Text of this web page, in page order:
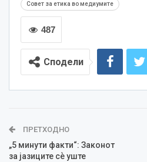
Совет за етика во медиумите
487
Сподели
ПРЕТХОДНО
„5 минути факти“: Законот
за јазиците сѐ уште